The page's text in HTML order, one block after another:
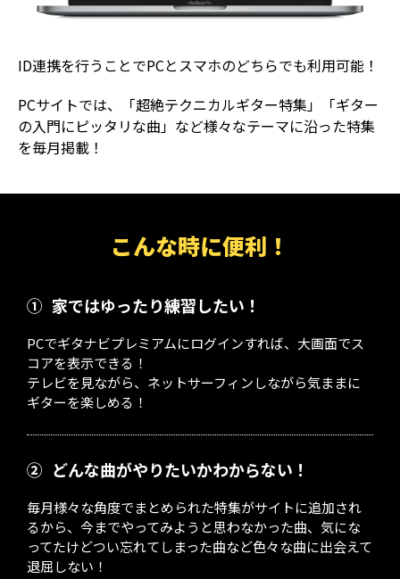
ID連携を行うことでPCとスマホのどちらでも利用可能！
PCサイトでは、「超絶テクニカルギター特集」「ギター
の入門にピッタリな曲」など様々なテーマに沿った特集
を毎月掲載！
こんな時に便利！
① 家ではゆったり練習したい！
PCでギタナビプレミアムにログインすれば、大画面でス
コアを表示できる！
テレビを見ながら、ネットサーフィンしながら気ままに
ギターを楽しめる！
② どんな曲がやりたいかわからない！
毎月様々な角度でまとめられた特集がサイトに追加され
るから、今までやってみようと思わなかった曲、気にな
ってたけどつい忘れてしまった曲など色々な曲に出会えて
退屈しない！